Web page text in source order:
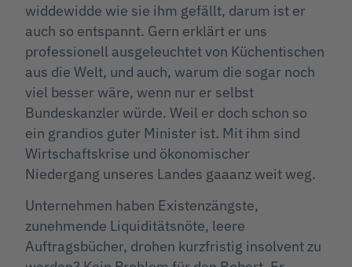
widdewidde wie sie ihm gefällt, darum ist er
auch so entspannt. Gern erklärt er uns
professionell ausgeleuchtet von Küchentischen
aus die Welt, und auch, warum die sogar noch
viel besser wäre, wenn nur er selbst
Bundeskanzler würde. Weil er doch schon so
ein grandios guter Minister ist. Mit ihm sind
Wirtschaftskrise und ökonomischer
Niedergang unseres Landes gaaanz weit weg.
Unternehmen haben Existenzängste,
zunehmende Liquiditätsnöte, leere
Auftragsbücher, drohen kurzfristig insolvent zu